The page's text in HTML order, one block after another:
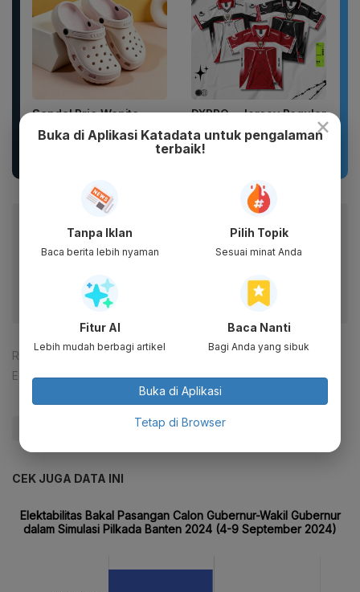
Sandal Pria Wanita
CLOSS Waterproof Anti
Slip Cepat Kering Anti...
DXPRO - Jersey Reguler
HUT RI Kemerdekaan
Indonesia Collection
Drop 1...
Dapatkan pengalaman membaca lebih nyaman dan nikmati
Reporter:
Ade Rosman
Editor: Ira Guslina Sufa
#Pilkada 2024
CEK JUGA DATA INI
×
Buka di Aplikasi Katadata untuk pengalaman
terbaik!
Tanpa Iklan
Baca berita lebih nyaman
Pilih Topik
Sesuai minat Anda
Fitur AI
Lebih mudah berbagi artikel
Baca Nanti
Bagi Anda yang sibuk
Buka di Aplikasi
Tetap di Browser